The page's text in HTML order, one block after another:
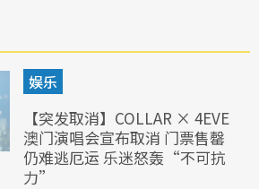
娱乐
【突发取消】COLLAR × 4EVE
澳门演唱会宣布取消 门票售罄
仍难逃厄运 乐迷怒轰“不可抗
力”